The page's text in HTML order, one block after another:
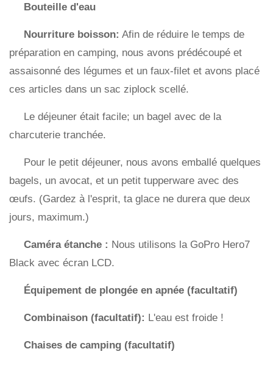
Bouteille d'eau
Nourriture boisson: Afin de réduire le temps de
préparation en camping, nous avons prédécoupé et
assaisonné des légumes et un faux-filet et avons placé
ces articles dans un sac ziplock scellé.
Le déjeuner était facile; un bagel avec de la
charcuterie tranchée.
Pour le petit déjeuner, nous avons emballé quelques
bagels, un avocat, et un petit tupperware avec des
œufs. (Gardez à l'esprit, ta glace ne durera que deux
jours, maximum.)
Caméra étanche : Nous utilisons la GoPro Hero7
Black avec écran LCD.
Équipement de plongée en apnée (facultatif)
Combinaison (facultatif): L'eau est froide !
Chaises de camping (facultatif)